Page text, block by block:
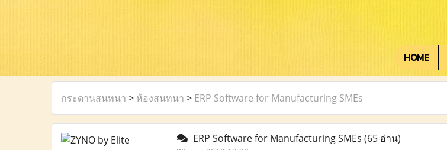
HOME
กระดานสนทนา > ห้องสนทนา > ERP Software for Manufacturing SMEs
ERP Software for Manufacturing SMEs (65 อ่าน)